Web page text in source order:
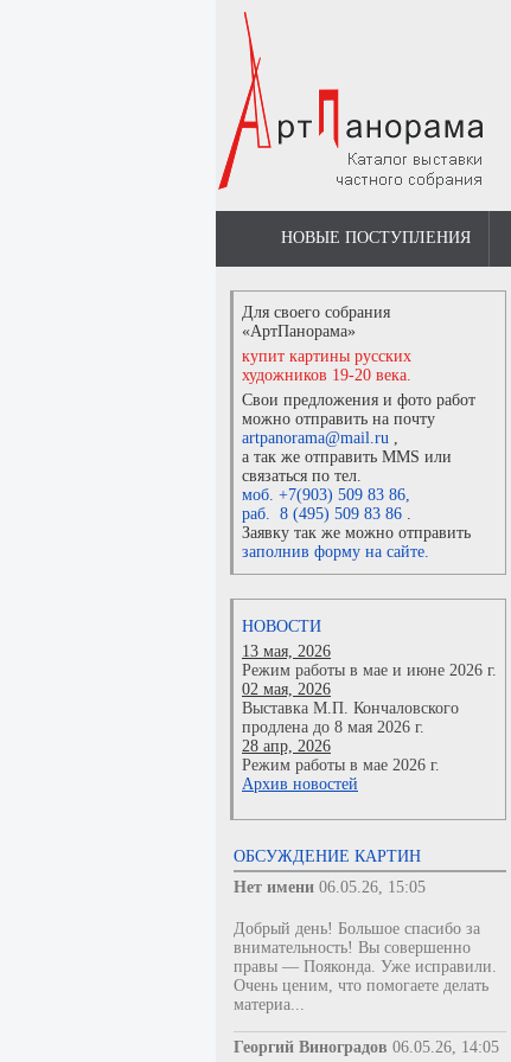
НОВЫЕ ПОСТУПЛЕНИЯ
Для своего собрания
«АртПанорама»
купит картины русских
художников 19-20 века.
Свои предложения и фото работ
можно отправить на почту
artpanorama@mail.ru ,
а так же отправить MMS или
связаться по тел.
моб. +7(903) 509 83 86,
раб. 8 (495) 509 83 86 .
Заявку так же можно отправить
заполнив форму на сайте.
НОВОСТИ
13 мая, 2026
Режим работы в мае и июне 2026 г.
02 мая, 2026
Выставка М.П. Кончаловского
продлена до 8 мая 2026 г.
28 апр, 2026
Режим работы в мае 2026 г.
Архив новостей
ОБСУЖДЕНИЕ КАРТИН
Нет имени 06.05.26, 15:05
Добрый день! Большое спасибо за
внимательность! Вы совершенно
правы — Пояконда. Уже исправили.
Очень ценим, что помогаете делать
материа...
Георгий Виноградов 06.05.26, 14:05